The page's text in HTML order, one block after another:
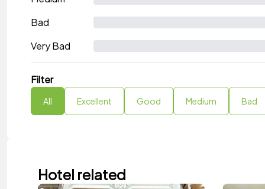
Bad
Very Bad
Filter
All Excellent Good Medium Bad
Hotel related